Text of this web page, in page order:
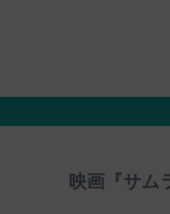
映画『サム